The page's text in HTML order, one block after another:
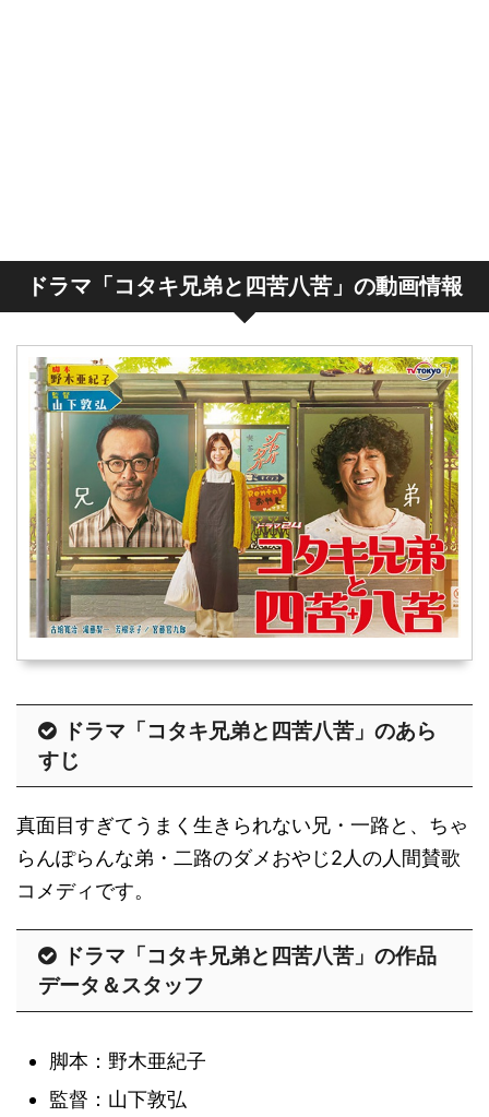
ドラマ「コタキ兄弟と四苦八苦」の動画情報
ドラマ「コタキ兄弟と四苦八苦」のあら
すじ
真面目すぎてうまく生きられない兄・一路と、ちゃ
らんぽらんな弟・二路のダメおやじ2人の人間賛歌
コメディです。
ドラマ「コタキ兄弟と四苦八苦」の作品
データ＆スタッフ
脚本：野木亜紀子
監督：山下敦弘